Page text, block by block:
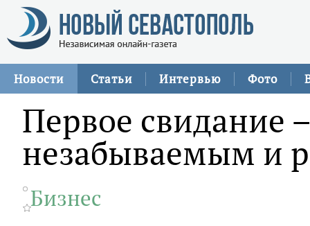
Новости Статьи Интервью Фото
Первое свидание
незабываемым и
Бизнес